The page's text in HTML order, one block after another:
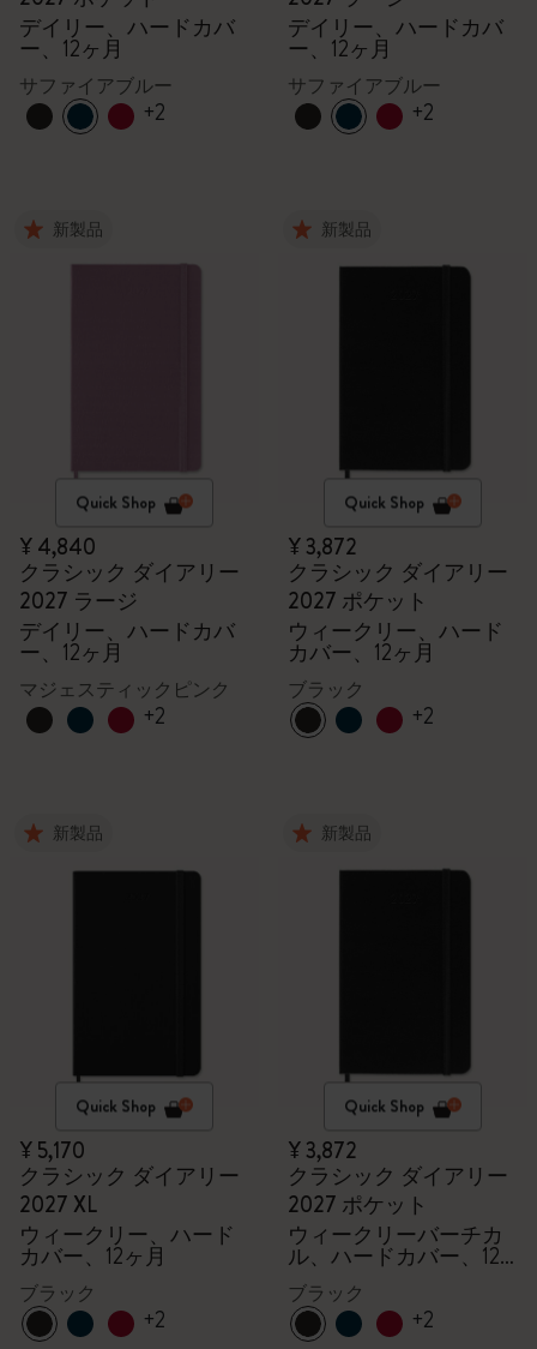
デイリー、ハードカバ
ー、12ヶ月
サファイアブルー
+2
デイリー、ハードカバ
ー、12ヶ月
サファイアブルー
+2
新製品
Quick Shop
¥ 4,840
クラシック ダイアリー
2027 ラージ
デイリー、ハードカバ
ー、12ヶ月
マジェスティックピンク
+2
新製品
Quick Shop
¥ 3,872
クラシック ダイアリー
2027 ポケット
ウィークリー、ハード
カバー、12ヶ月
ブラック
+2
新製品
Quick Shop
¥ 5,170
クラシック ダイアリー
2027 XL
ウィークリー、ハード
カバー、12ヶ月
ブラック
+2
新製品
Quick Shop
¥ 3,872
クラシック ダイアリー
2027 ポケット
ウィークリーバーチカ
ル、ハードカバー、12
ヶ月
ブラック
+2